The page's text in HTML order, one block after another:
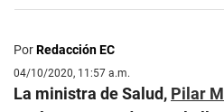
PorRedacción EC
04/10/2020, 11:57 a.m.
La ministra de Salud, Pilar